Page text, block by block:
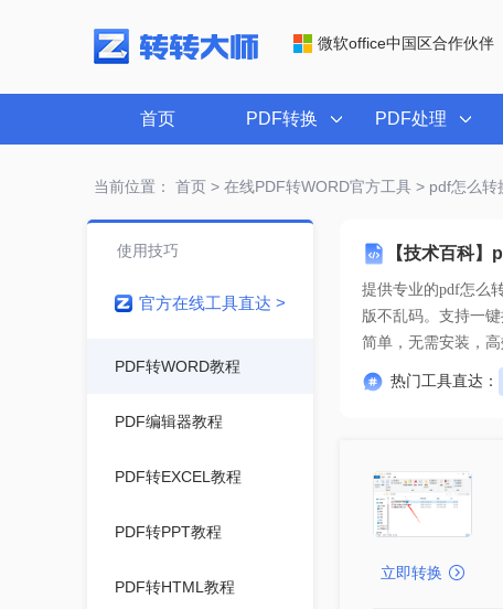
微软office中国区合作伙伴
首页 PDF转换 PDF处理
当前位置： 首页> 在线PDF转WORD官方工具> pdf怎么转
【技术百科
提供专业的pdf怎么
简单，无需安装，高
热门工具直达：
使用技巧
官方在线工具直达 >
PDF转WORD教程
PDF编辑器教程
PDF转EXCEL教程
PDF转PPT教程
PDF转HTML教程
立即转换